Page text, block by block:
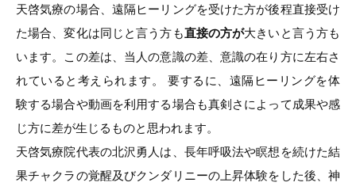
天啓気療の場合、遠隔ヒーリングを受けた方が後程直接受け
た場合、変化は同じと言う方も直接の方が大きいと言う方も
います。この差は、当人の意識の差、意識の在り方に左右さ
れていると考えられます。 要するに、遠隔ヒーリングを体
験する場合や動画を利用する場合も真剣さによって成果や感
じ方に差が生じるものと思われます。
天啓気療院代表の北沢勇人は、長年呼吸法や瞑想を続けた結
果チャクラの覚醒及びクンダリニーの上昇体験をした後、神